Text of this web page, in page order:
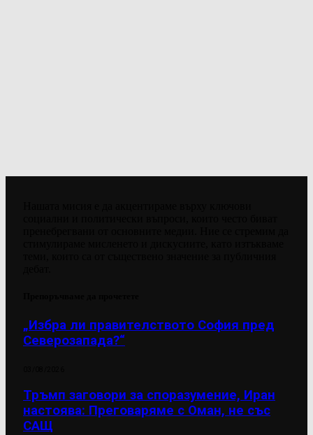
„Избра ли правителството София пред
Северозапада?“
Тръмп заговори за споразумение, Иран
настоява: Преговаряме с Оман, не със
САЩ